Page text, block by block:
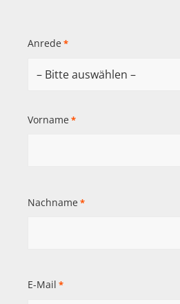
Anrede *
Vorname *
Nachname *
E-Mail *